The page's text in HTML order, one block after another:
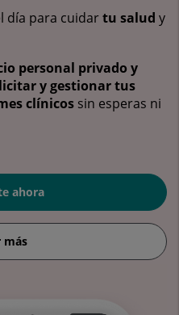
día para cuidartu salud y
personal privado y
y gestionar tus
clínicos sin esperas ni
ahora
más